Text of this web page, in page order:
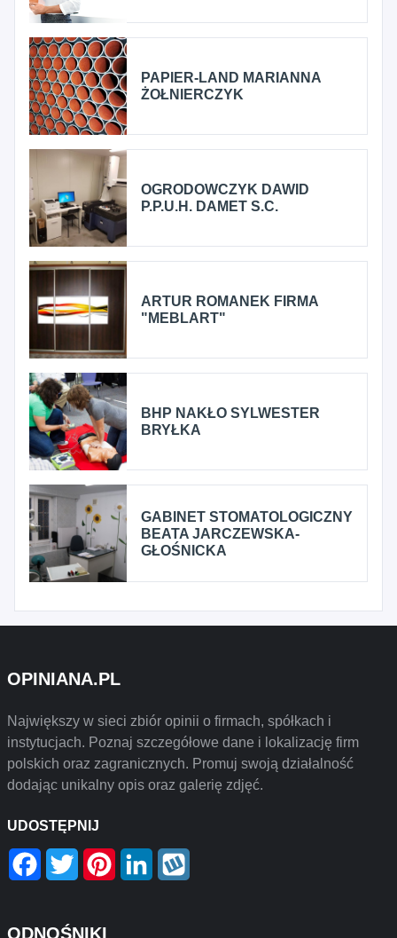
PAPIER-LAND MARIANNA
ŻOŁNIERCZYK
OGRODOWCZYK DAWID
P.P.U.H. DAMET S.C.
ARTUR ROMANEK FIRMA
"MEBLART"
BHP NAKŁO SYLWESTER
BRYŁKA
GABINET STOMATOLOGICZNY
BEATA JARCZEWSKA-
GŁOŚNICKA
OPINIANA.PL
Największy w sieci zbiór opinii o firmach, spółkach i
instytucjach. Poznaj szczegółowe dane i lokalizację firm
polskich oraz zagranicznych. Promuj swoją działalność
dodając unikalny opis oraz galerię zdjęć.
UDOSTĘPNIJ
Facebook
Twitter PinterestLinkedIn
ODNOŚNIKI